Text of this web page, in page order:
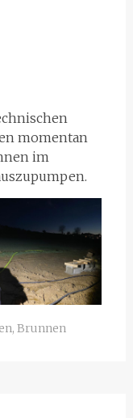
momentan
im
, Brunnen